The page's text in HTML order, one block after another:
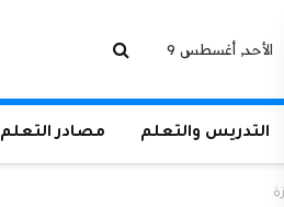
الأحد, أغسطس 9
التدريس والتعلم مصادر التعلم